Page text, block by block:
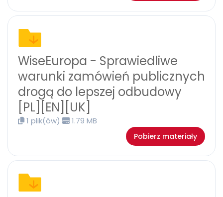
WiseEuropa - Sprawiedliwe
warunki zamówień publicznych
drogą do lepszej odbudowy
[PL][EN][UK]
1 plik(ów) 1.79 MB
Pobierz materiały